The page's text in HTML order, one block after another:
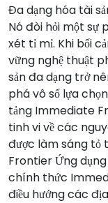
Đa dạng hóa tài
Nó đòi hỏi một sự
xét tỉ mỉ. Khi bối
vững nghệ thuật
sản đa dạng trở
phá vô số lựa
tảng Immediate
tinh vi về các
được làm sáng tỏ
Frontier Ứng
chính thức
điều hướng các